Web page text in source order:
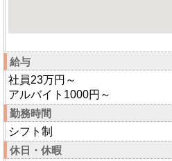
給与
社員23万円～
アルバイト1000円～
勤務時間
シフト制
休日・休暇